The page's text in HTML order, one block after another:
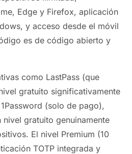
Edge y Firefox, aplicación
y acceso desde el móvil
es de código abierto y
como LastPass (que
gratuito significativamente
(solo de pago),
nivel gratuito genuinamente
El nivel Premium (10
TOTP integrada y